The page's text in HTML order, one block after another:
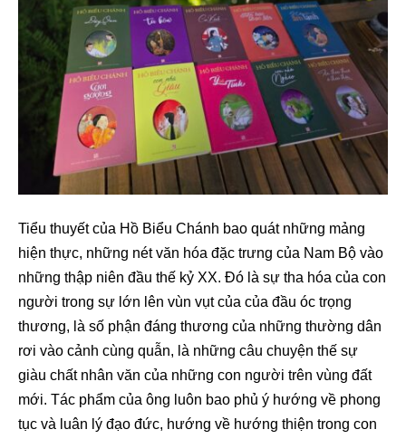
Tiểu thuyết của Hồ Biểu Chánh bao quát những mảng
hiện thực, những nét văn hóa đặc trưng của Nam Bộ vào
những thập niên đầu thế kỷ XX. Đó là sự tha hóa của con
người trong sự lớn lên vùn vụt của của đầu óc trọng
thương, là số phận đáng thương của những thường dân
rơi vào cảnh cùng quẫn, là những câu chuyện thế sự
giàu chất nhân văn của những con người trên vùng đất
mới. Tác phẩm của ông luôn bao phủ ý hướng về phong
tục và luân lý đạo đức, hướng về hướng thiện trong con